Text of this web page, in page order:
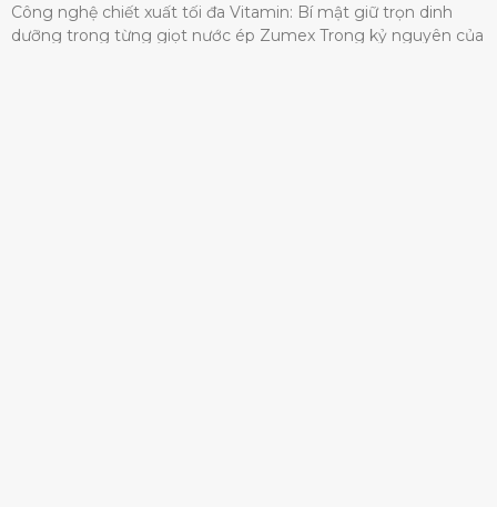
Công nghệ chiết xuất tối đa Vitamin: Bí mật giữ trọn dinh
dưỡng trong từng giọt nước ép Zumex Trong kỷ nguyên của